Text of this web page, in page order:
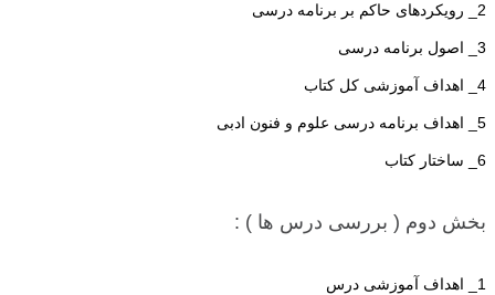
2_ رویکردهای حاکم بر برنامه درسی
3_ اصول برنامه درسی
4_ اهداف آموزشی کل کتاب
5_ اهداف برنامه درسی علوم و فنون ادبی
6_ ساختار کتاب
بخش دوم ( بررسی درس ها ) :
1_ اهداف آموزشی درس